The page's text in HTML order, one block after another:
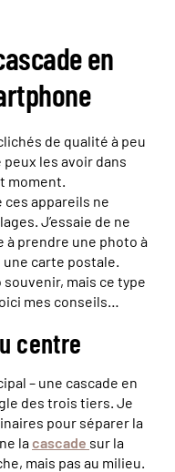
en
de qualité à peu
peux les avoir dans
moment.
ces appareils ne
J’essaie de ne
à prendre une photo à
carte postale.
mais ce type
mes conseils…
centre
– une cascade en
des trois tiers. Je
pour séparer la
lacascade sur la
mais pas au milieu.